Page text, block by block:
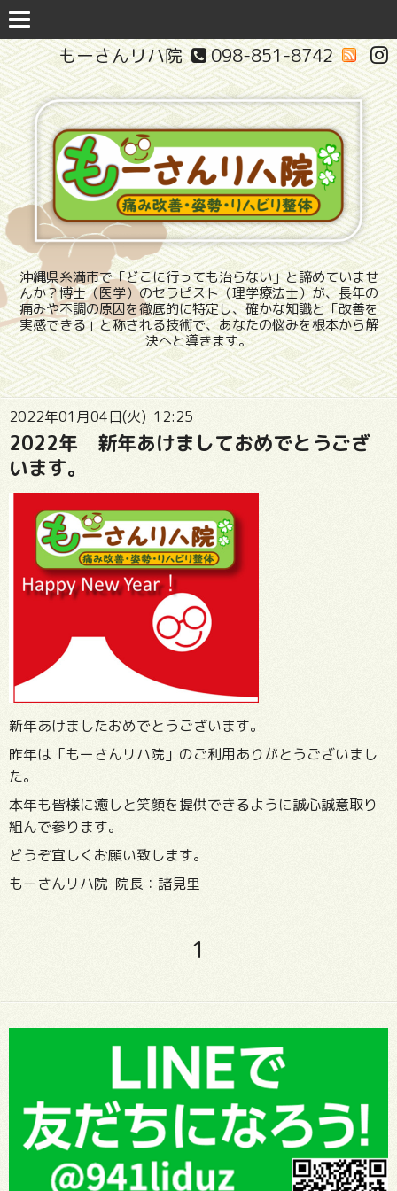
098-851-8742
もーさんリハ院
沖縄県糸満市で「どこに行っても治らない」と諦めていませ
んか？博士（医学）のセラピスト（理学療法士）が、長年の
痛みや不調の原因を徹底的に特定し、確かな知識と「改善を
実感できる」と称される技術で、あなたの悩みを根本から解
決へと導きます。
2022年01月04日(火) 12:25
2022年 新年あけましておめでとうござ
います。
新年あけましたおめでとうございます。
昨年は「もーさんリハ院」のご利用ありがとうございまし
た。
本年も皆様に癒しと笑顔を提供できるように誠心誠意取り
組んで参ります。
どうぞ宜しくお願い致します。
もーさんリハ院 院長：諸見里
1